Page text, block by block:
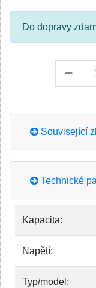
Do dopravy
Související
Technické
Kapacita:
Napětí:
Typ/model: